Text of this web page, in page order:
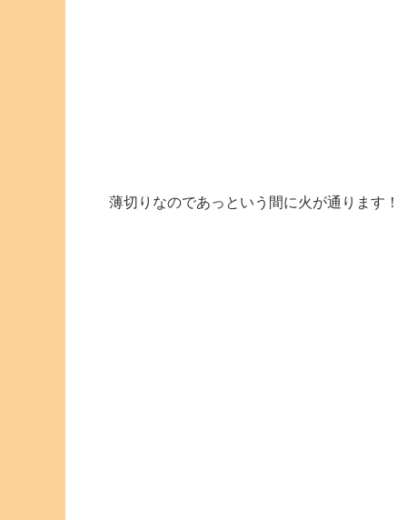
薄切りなのであっという間に火が通ります！